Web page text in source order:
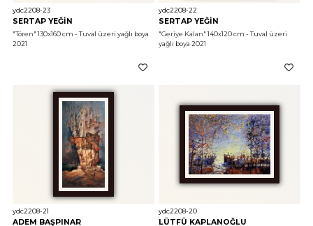
ydc2208-23
SERTAP YEĞİN
"Tören" 130x160 cm - Tuval üzeri yağlı boya
2021
ydc2208-22
SERTAP YEĞİN
"Geriye Kalan" 140x120 cm - Tuval üzeri
yağlı boya 2021
ydc2208-21
ADEM BAŞPINAR
ydc2208-20
LÜTFÜ KAPLANOĞLU